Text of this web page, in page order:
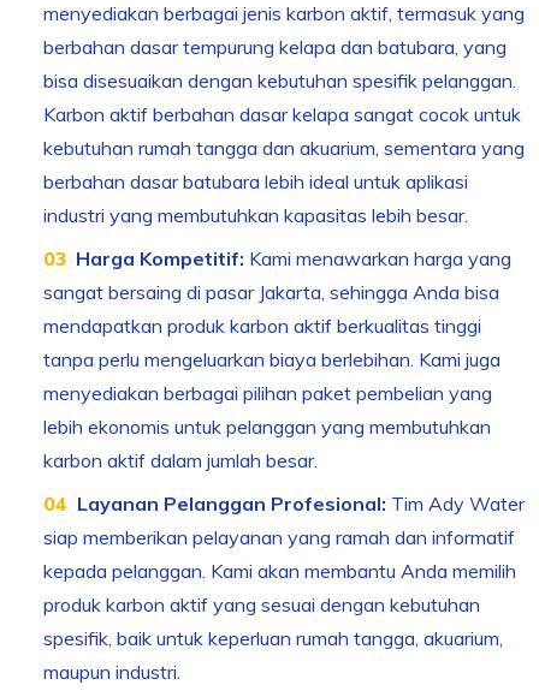
menyediakan berbagai jenis karbon aktif, termasuk yang
berbahan dasar tempurung kelapa dan batubara, yang
bisa disesuaikan dengan kebutuhan spesifik pelanggan.
Karbon aktif berbahan dasar kelapa sangat cocok untuk
kebutuhan rumah tangga dan akuarium, sementara yang
berbahan dasar batubara lebih ideal untuk aplikasi
industri yang membutuhkan kapasitas lebih besar.
Harga Kompetitif: Kami menawarkan harga yang
sangat bersaing di pasar Jakarta, sehingga Anda bisa
mendapatkan produk karbon aktif berkualitas tinggi
tanpa perlu mengeluarkan biaya berlebihan. Kami juga
menyediakan berbagai pilihan paket pembelian yang
lebih ekonomis untuk pelanggan yang membutuhkan
karbon aktif dalam jumlah besar.
Layanan Pelanggan Profesional: Tim Ady Water
siap memberikan pelayanan yang ramah dan informatif
kepada pelanggan. Kami akan membantu Anda memilih
produk karbon aktif yang sesuai dengan kebutuhan
spesifik, baik untuk keperluan rumah tangga, akuarium,
maupun industri.